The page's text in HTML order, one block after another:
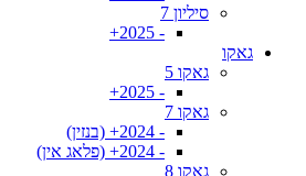
סיליון 7
- 2025+
גאקו
גאקו 5
- 2025+
גאקו 7
- 2024+ (בנזין)
- 2024+ (פלאג אין)
גאקו 8